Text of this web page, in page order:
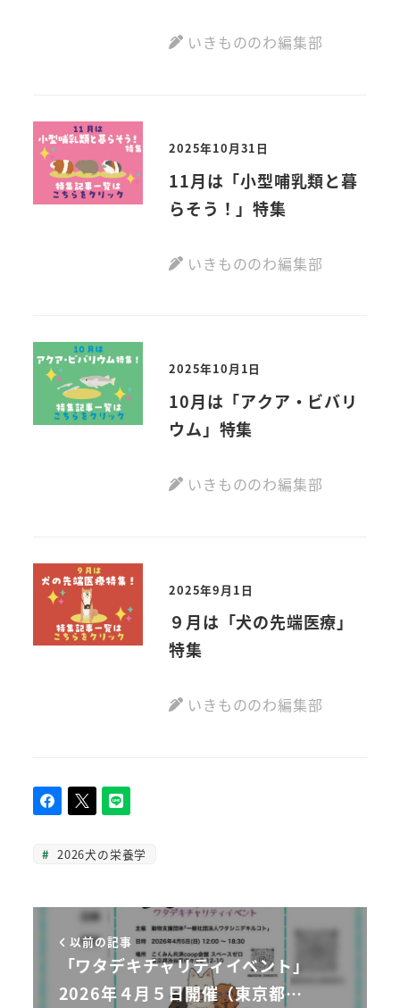
いきもののわ編集部
2025年10月31日
11月は「小型哺乳類と暮
らそう！」特集
いきもののわ編集部
2025年10月1日
10月は「アクア・ビバリ
ウム」特集
いきもののわ編集部
2025年9月1日
９月は「犬の先端医療」
特集
いきもののわ編集部
2026犬の栄養学
以前の記事
「ワタデキチャリティイベント」
2026年４月５日開催（東京都…